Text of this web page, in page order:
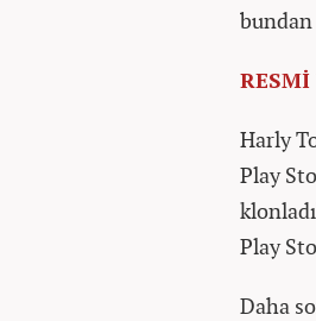
bundan
Harly
Play
Play
Daha